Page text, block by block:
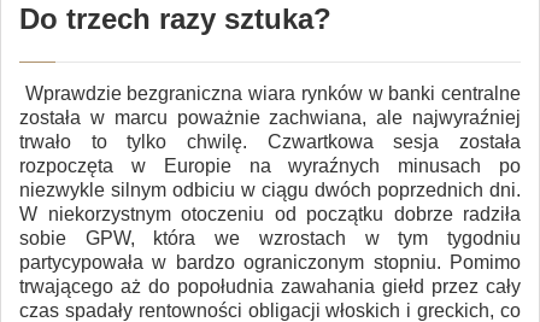
Do trzech razy sztuka?
Wprawdzie bezgraniczna wiara rynków w banki centralne
została w marcu poważnie zachwiana, ale najwyraźniej
trwało to tylko chwilę. Czwartkowa sesja została
rozpoczęta w Europie na wyraźnych minusach po
niezwykle silnym odbiciu w ciągu dwóch poprzednich dni.
W niekorzystnym otoczeniu od początku dobrze radziła
sobie GPW, która we wzrostach w tym tygodniu
partycypowała w bardzo ograniczonym stopniu. Pomimo
trwającego aż do popołudnia zawahania giełd przez cały
czas spadały rentowności obligacji włoskich i greckich, co